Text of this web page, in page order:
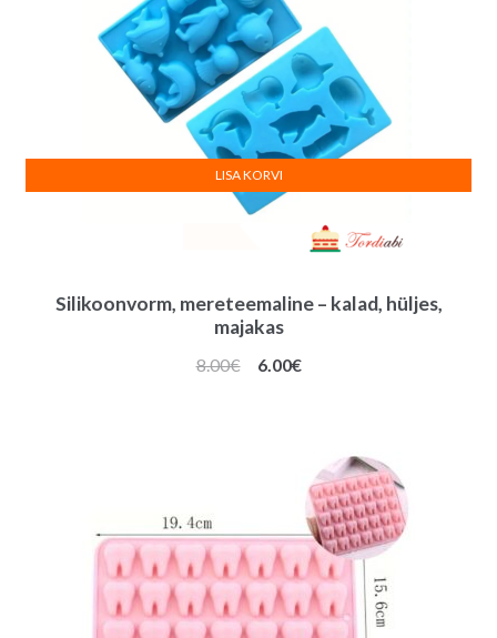
Silikoonvorm, mereteemaline – kalad, hüljes,
majakas
8.00€
Algne
6.00€Praegune
LISA KORVI